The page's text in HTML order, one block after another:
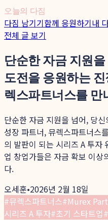
오늘의 다짐
다짐 남기기함께 응원하기내
전체 글 보기
단순한 자금 지원
도전을 응원하는
렉스파트너스를 만
단순한 자금 지원을 넘어, 당
성장 파트너, 뮤렉스파트너스
의 발판이 되는 시리즈 A 투자
업 창업가들은 자금 확보 이상
다.
오세훈•2026년 2월 18일
#뮤렉스파트너스#Murex
시리즈 A 투자#초기 스타트업#